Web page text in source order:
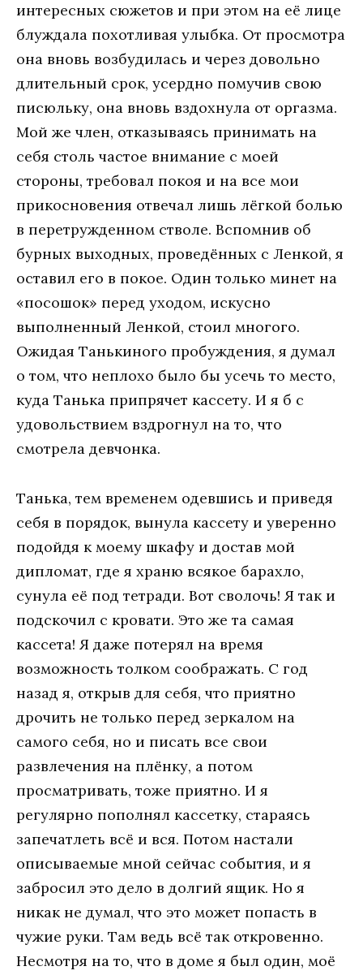
интересных сюжетов и при этом на её лице
блуждала похотливая улыбка. От просмотра
она вновь возбудилась и через довольно
длительный срок, усердно помучив свою
писюльку, она вновь вздохнула от оргазма.
Мой же член, отказываясь принимать на
себя столь частое внимание с моей
стороны, требовал покоя и на все мои
прикосновения отвечал лишь лёгкой болью
в перетружденном стволе. Вспомнив об
бурных выходных, проведённых с Ленкой, я
оставил его в покое. Один только минет на
«посошок» перед уходом, искусно
выполненный Ленкой, стоил многого.
Ожидая Танькиного пробуждения, я думал
о том, что неплохо было бы усечь то место,
куда Танька припрячет кассету. И я б с
удовольствием вздрогнул на то, что
смотрела девчонка.
Танька, тем временем одевшись и приведя
себя в порядок, вынула кассету и уверенно
подойдя к моему шкафу и достав мой
дипломат, где я храню всякое барахло,
сунула её под тетради. Вот сволочь! Я так и
подскочил с кровати. Это же та самая
кассета! Я даже потерял на время
возможность толком соображать. С год
назад я, открыв для себя, что приятно
дрочить не только перед зеркалом на
самого себя, но и писать все свои
развлечения на плёнку, а потом
просматривать, тоже приятно. И я
регулярно пополнял кассетку, стараясь
запечатлеть всё и вся. Потом настали
описываемые мной сейчас события, и я
забросил это дело в долгий ящик. Но я
никак не думал, что это может попасть в
чужие руки. Там ведь всё так откровенно.
Несмотря на то, что в доме я был один, моё